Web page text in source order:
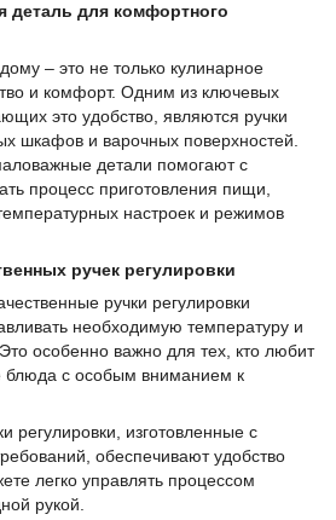
деталь для комфортного
– это не только кулинарное
и комфорт. Одним из ключевых
это удобство, являются ручки
шкафов и варочных поверхностей.
детали помогают с
процесс приготовления пищи,
настроек и режимов
ручек регулировки
ручки регулировки
необходимую температуру и
особенно важно для тех, кто любит
блюда с особым вниманием к
регулировки, изготовленные с
обеспечивают удобство
легко управлять процессом
рукой.